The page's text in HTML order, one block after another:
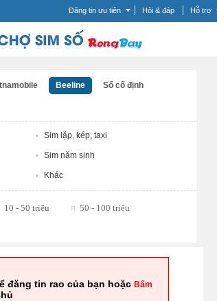
Đăng tin ưu tiên Hỏi & đáp Hỗ trợ
Beeline Số cố định
Sim lặp, kép, taxi
Sim năm sinh
Khác
10 - 50 triệu
50 - 100 triệu
đăng tin rao của bạn hoặc Bấm